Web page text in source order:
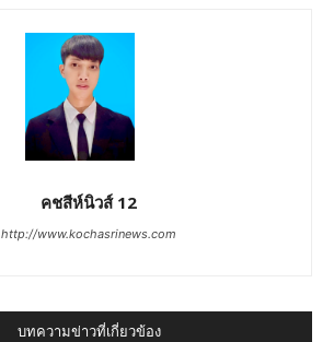
คชสีห์นิวส์ 12
http://www.kochasrinews.com
บทความข่าวที่เกี่ยวข้อง